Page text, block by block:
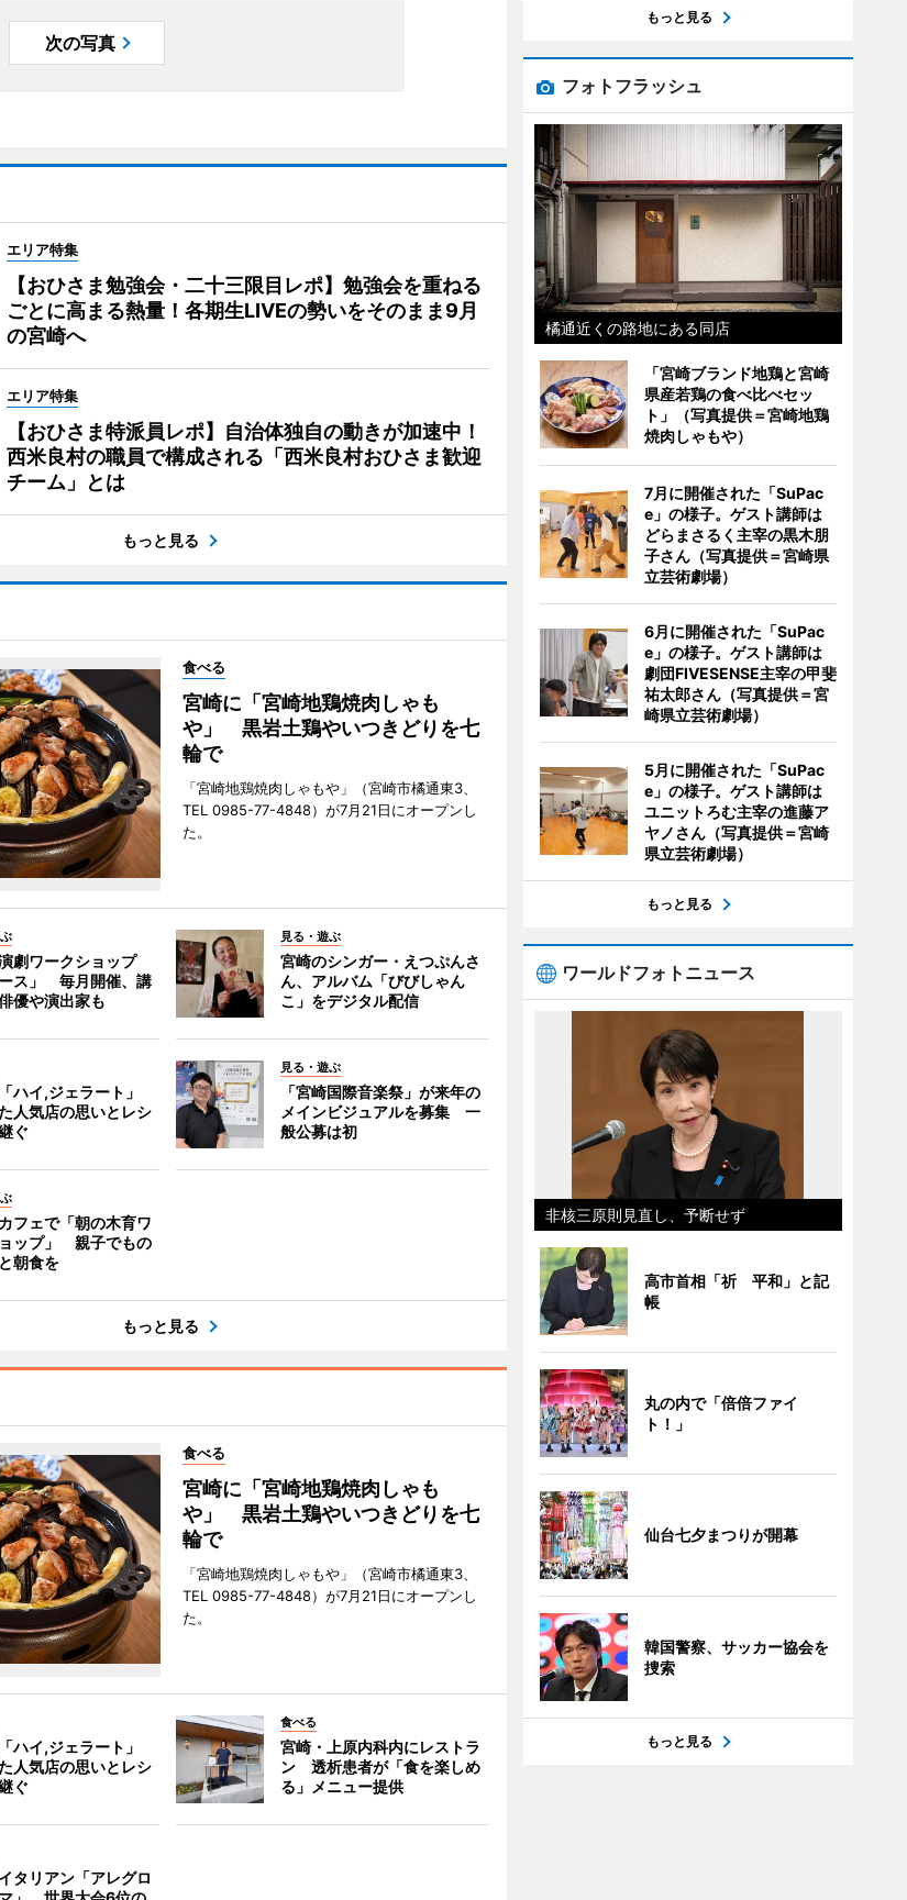
次の写真
エリア特集
【おひさま勉強会・二十三限目レポ】勉強会を重ねる
ごとに高まる熱量！各期生LIVEの勢いをそのまま9月
の宮崎へ
エリア特集
【おひさま特派員レポ】自治体独自の動きが加速中！
西米良村の職員で構成される「西米良村おひさま歓迎
チーム」とは
もっと見る
食べる
宮崎に「宮崎地鶏焼肉しゃも
や」 黒岩土鶏やいつきどりを七
輪で
「宮崎地鶏焼肉しゃもや」（宮崎市橘通東3、
TEL 0985-77-4848）が7月21日にオープンし
た。
劇ワークショップ
ース」 毎月開催、講
優や演出家も
見る・遊ぶ
宮崎のシンガー・えつぷんさ
ん、アルバム「びびしゃん
こ」をデジタル配信
ハイ,ジェラート」
人気店の思いとレシ
ぐ
見る・遊ぶ
「宮崎国際音楽祭」が来年の
メインビジュアルを募集 一
般公募は初
フェで「朝の木育ワ
ップ」 親子でもの
朝食を
もっと見る
食べる
宮崎に「宮崎地鶏焼肉しゃも
や」 黒岩土鶏やいつきどりを七
輪で
「宮崎地鶏焼肉しゃもや」（宮崎市橘通東3、
TEL 0985-77-4848）が7月21日にオープンし
た。
ハイ,ジェラート」
人気店の思いとレシ
ぐ
食べる
宮崎・上原内科内にレストラ
ン 透析患者が「食を楽しめ
る」メニュー提供
タリアン「アレグロ
もっと見る
フォトフラッシュ
橘通近くの路地にある同店
「宮崎ブランド地鶏と宮崎
県産若鶏の食べ比べセッ
ト」（写真提供＝宮崎地鶏
焼肉しゃもや）
7月に開催された「SuPac
e」の様子。ゲスト講師は
どらまさるく主宰の黒木朋
子さん（写真提供＝宮崎県
立芸術劇場）
6月に開催された「SuPac
e」の様子。ゲスト講師は
劇団FIVESENSE主宰の甲斐
祐太郎さん（写真提供＝宮
崎県立芸術劇場）
5月に開催された「SuPac
e」の様子。ゲスト講師は
ユニットろむ主宰の進藤ア
ヤノさん（写真提供＝宮崎
県立芸術劇場）
もっと見る
ワールドフォトニュース
非核三原則見直し、予断せず
高市首相「祈 平和」と記
帳
丸の内で「倍倍ファイ
ト！」
仙台七夕まつりが開幕
韓国警察、サッカー協会を
捜索
もっと見る